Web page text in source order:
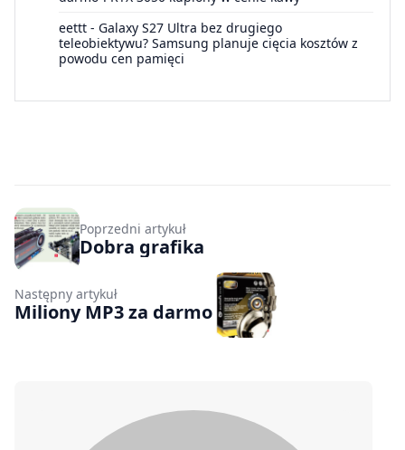
eettt - Galaxy S27 Ultra bez drugiego
teleobiektywu? Samsung planuje cięcia kosztów z
powodu cen pamięci
Poprzedni artykuł
Dobra grafika
Następny artykuł
Miliony MP3 za darmo